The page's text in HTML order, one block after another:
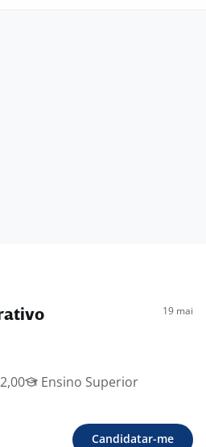
em crescimento
19 mai
Ensino Superior
Candidatar-me